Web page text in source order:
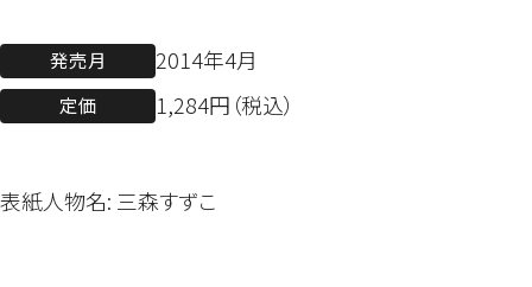
発売月 2014年4月
定価 1,284円（税込）
表紙人物名: 三森すずこ